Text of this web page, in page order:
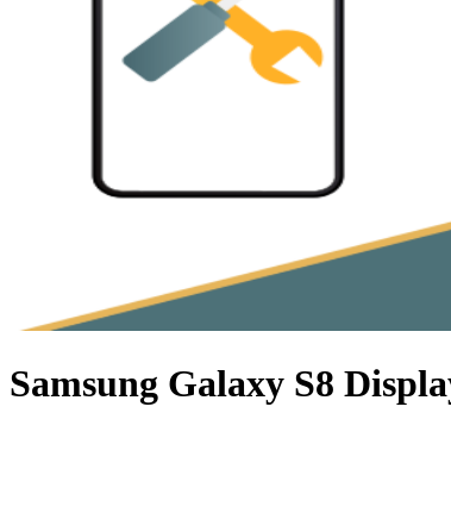
Samsung Galaxy S8